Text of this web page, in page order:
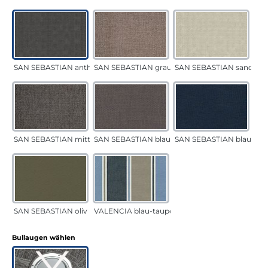
SAN SEBASTIAN anthrazitSAN SEBASTIAN grau-sandSAN SEBASTIAN sand
SAN SEBASTIAN mittelgrauSAN SEBASTIAN blau-sandSAN SEBASTIAN blau
SAN SEBASTIAN oliv VALENCIA blau-taupe
Bullaugen wählen